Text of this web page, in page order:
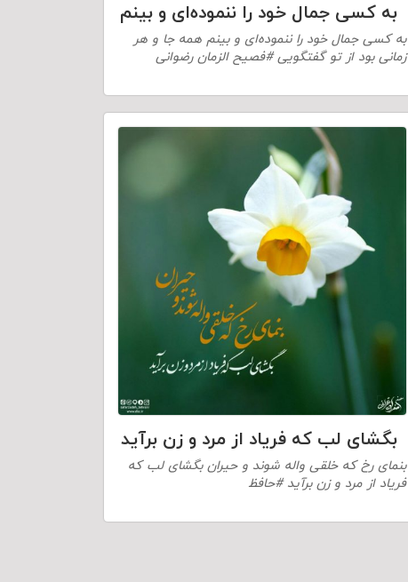
به کسی جمال خود را ننموده‌ای و بینم
به کسی جمال خود را ننموده‌ای و بینم همه جا و هر
زمانی بود از تو گفتگویی #فصیح الزمان رضوانی
بگشای لب که فریاد از مرد و زن برآید
بنمای رخ که خلقی واله شوند و حیران بگشای لب که
فریاد از مرد و زن برآید #حافظ